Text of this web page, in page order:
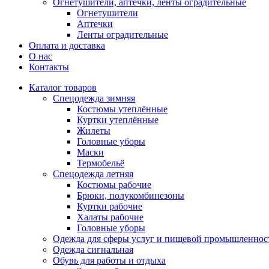
Огнетушители, аптечки, ленты оградительные
Огнетушители
Аптечки
Ленты оградительные
Оплата и доставка
О нас
Контакты
Каталог товаров
Спецодежда зимняя
Костюмы утеплённые
Куртки утеплённые
Жилеты
Головные уборы
Маски
Термобельё
Спецодежда летняя
Костюмы рабочие
Брюки, полукомбинезоны
Куртки рабочие
Халаты рабочие
Головные уборы
Одежда для сферы услуг и пищевой
Одежда сигнальная
Обувь для работы и отдыха